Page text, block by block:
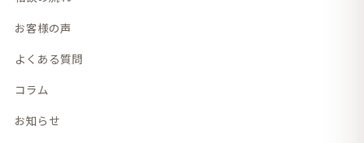
お客様の声
よくある質問
コラム
お知らせ